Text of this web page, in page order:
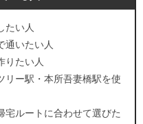
たい人
通いたい人
りたい人
リー駅・本所吾妻橋駅を使
宅ルートに合わせて選びた